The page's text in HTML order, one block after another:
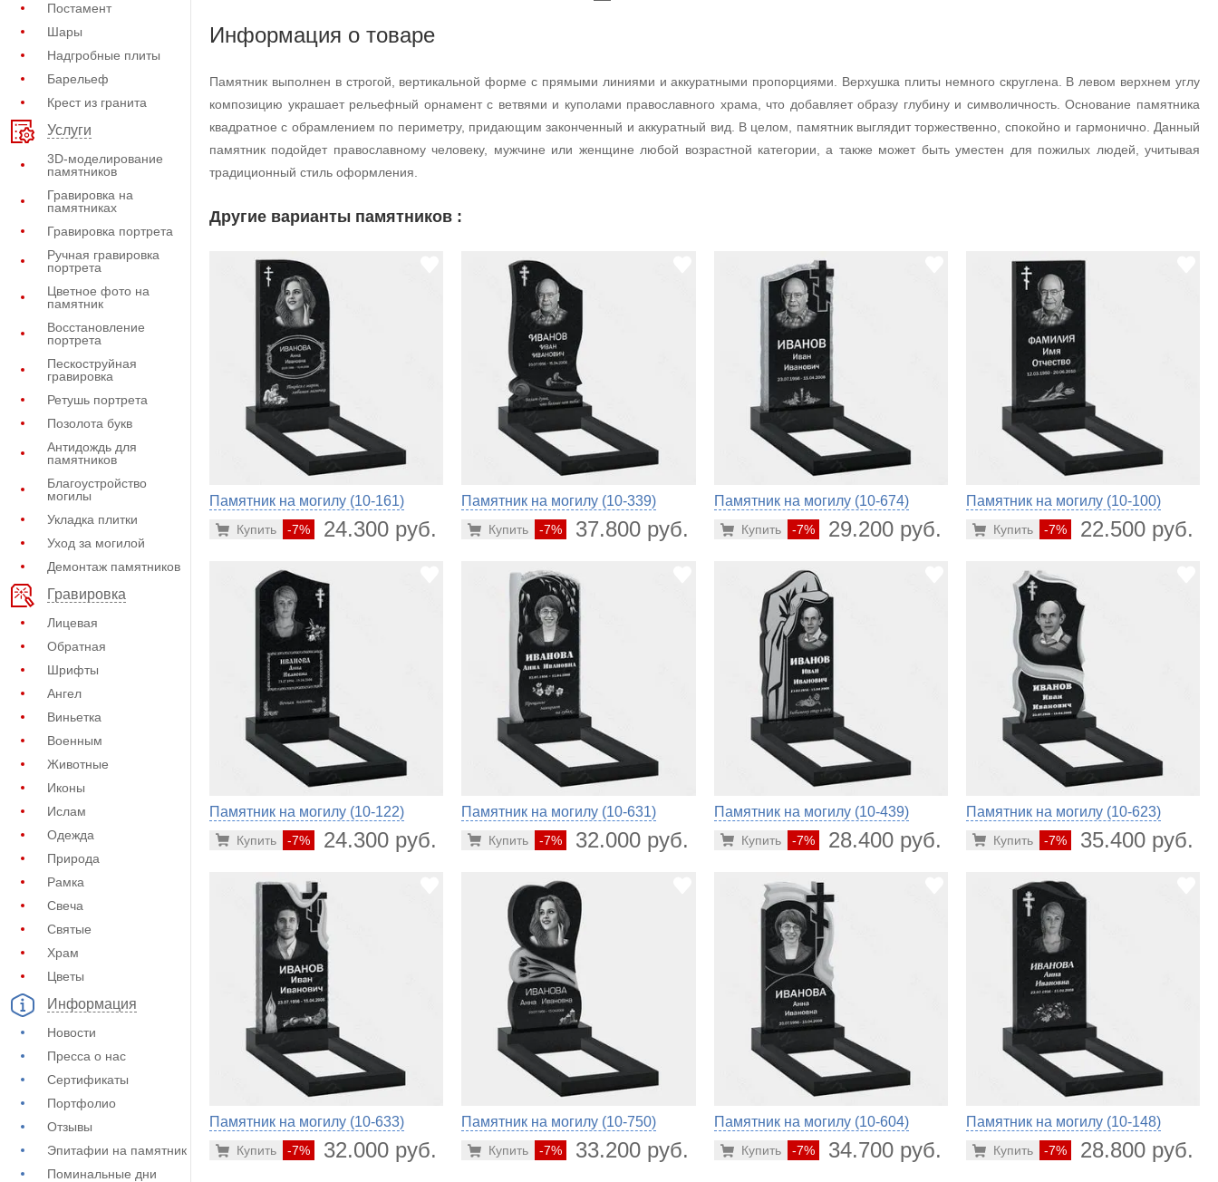
Постамент
Шары
Надгробные плиты
Барельеф
Крест из гранита
Услуги
3D-моделирование
памятников
Гравировка на
памятниках
Гравировка портрета
Ручная гравировка
портрета
Цветное фото на
памятник
Восстановление
портрета
Пескоструйная
гравировка
Ретушь портрета
Позолота букв
Антидождь для
памятников
Благоустройство
могилы
Укладка плитки
Уход за могилой
Демонтаж памятников
Гравировка
Лицевая
Обратная
Шрифты
Ангел
Виньетка
Военным
Животные
Иконы
Ислам
Одежда
Природа
Рамка
Свеча
Святые
Храм
Цветы
Информация
Новости
Пресса о нас
Сертификаты
Портфолио
Отзывы
Эпитафии на памятник
Поминальные дни
Информация о товаре
Памятник выполнен в строгой, вертикальной форме с прямыми линиями и аккуратными пропорциями. Верхушка плиты немного скруглена. В левом верхнем углу
композицию украшает рельефный орнамент с ветвями и куполами православного храма, что добавляет образу глубину и символичность. Основание памятника
квадратное с обрамлением по периметру, придающим законченный и аккуратный вид. В целом, памятник выглядит торжественно, спокойно и гармонично. Данный
памятник подойдет православному человеку, мужчине или женщине любой возрастной категории, а также может быть уместен для пожилых людей, учитывая
традиционный стиль оформления.
Другие варианты памятников :
Памятник на могилу (10-161)
-7% 24.300 руб.
Купить
Памятник на могилу (10-339)
-7% 37.800 руб.
Купить
Памятник на могилу (10-674)
-7% 29.200 руб.
Купить
Памятник на могилу (10-100)
-7% 22.500 руб.
Купить
Памятник на могилу (10-122)
-7% 24.300 руб.
Купить
Памятник на могилу (10-631)
-7% 32.000 руб.
Купить
Памятник на могилу (10-439)
-7% 28.400 руб.
Купить
Памятник на могилу (10-623)
-7% 35.400 руб.
Купить
Памятник на могилу (10-633)
-7% 32.000 руб.
Купить
Памятник на могилу (10-750)
-7% 33.200 руб.
Купить
Памятник на могилу (10-604)
-7% 34.700 руб.
Купить
Памятник на могилу (10-148)
-7% 28.800 руб.
Купить